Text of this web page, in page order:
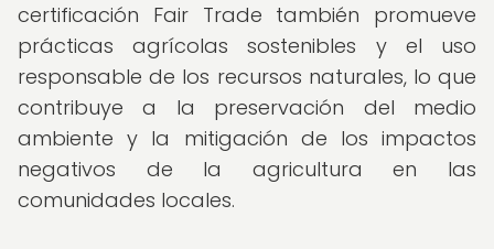
certificación Fair Trade también promueve
prácticas agrícolas sostenibles y el uso
responsable de los recursos naturales, lo que
contribuye a la preservación del medio
ambiente y la mitigación de los impactos
negativos de la agricultura en las
comunidades locales.